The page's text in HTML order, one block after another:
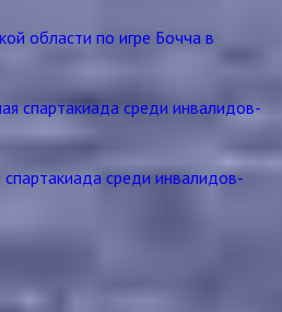
области по игре Бочча в
среди инвалидов-